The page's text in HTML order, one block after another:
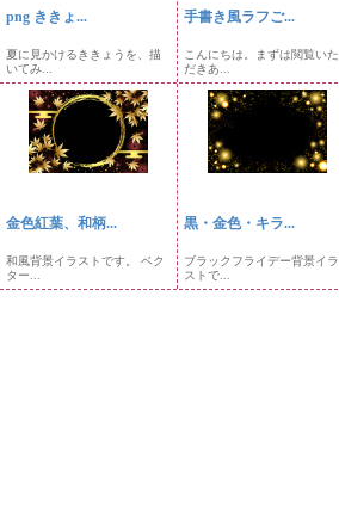
png ききょ...
夏に見かけるききょうを、描
いてみ...
手書き風ラフご...
こんにちは。まずは閲覧いた
だきあ...
金色紅葉、和柄...
和風背景イラストです。 ベク
ター...
黒・金色・キラ...
ブラックフライデー背景イラ
ストで...